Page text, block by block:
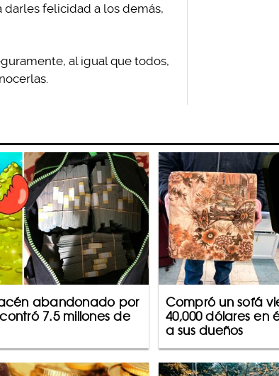
felicidad a los demás,
al igual que todos,
abandonado por
7.5 millones de
Compró un sofá
40,000 dólares en
a sus dueños